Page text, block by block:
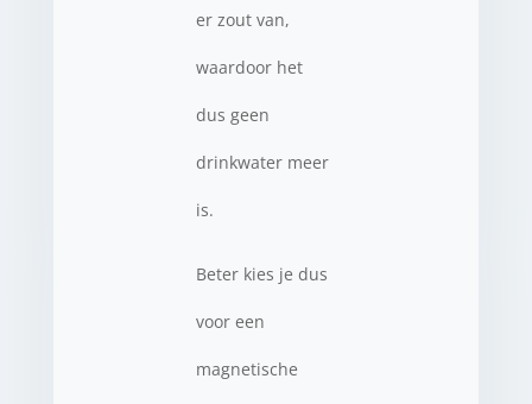
er zout van,
waardoor het
dus geen
drinkwater meer
is.
Beter kies je dus
voor een
magnetische